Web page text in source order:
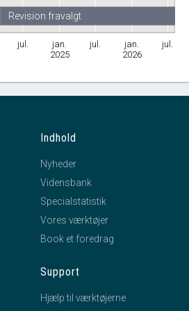
jul.
jan.
2025
jul.
jan.
2026
jul.
Revision fravalgt
Indhold
Nyheder
Vidensbank
Specialstatistik
Vores værktøjer
Book et foredrag
Support
Hjælp til værktøjerne